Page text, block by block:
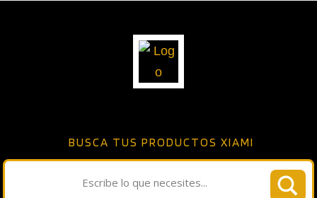
BUSCA TUS PRODUCTOS XIAMI